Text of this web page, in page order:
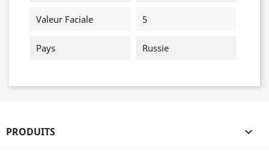
Valeur Faciale 5
Pays Russie
PRODUITS 